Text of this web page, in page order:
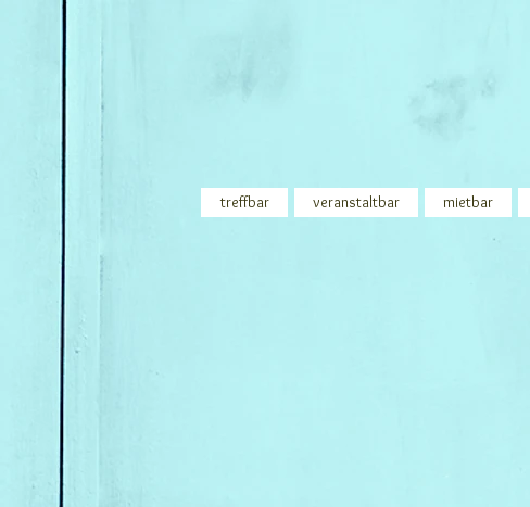
treffbar veranstaltbar mietbar